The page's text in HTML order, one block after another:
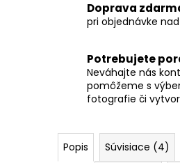
Doprava
pri objednávke
Potrebujete
Neváhajte nás
pomôžeme s
fotografie či
Popis Súvisiace (4)